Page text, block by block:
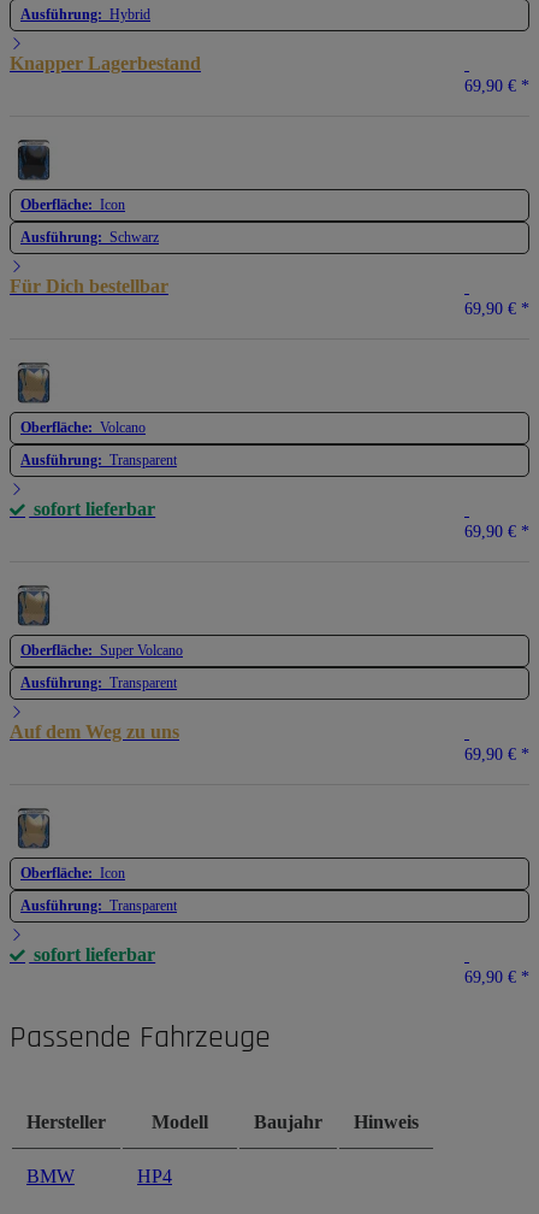
Ausführung: Hybrid
Knapper Lagerbestand
69,90 € *
Oberfläche: Icon
Ausführung: Schwarz
Für Dich bestellbar
69,90 € *
Oberfläche: Volcano
Ausführung: Transparent
sofort lieferbar
69,90 € *
Oberfläche: Super Volcano
Ausführung: Transparent
Auf dem Weg zu uns
69,90 € *
Oberfläche: Icon
Ausführung: Transparent
sofort lieferbar
69,90 € *
Passende Fahrzeuge
Hersteller Modell Baujahr Hinweis
BMW HP4